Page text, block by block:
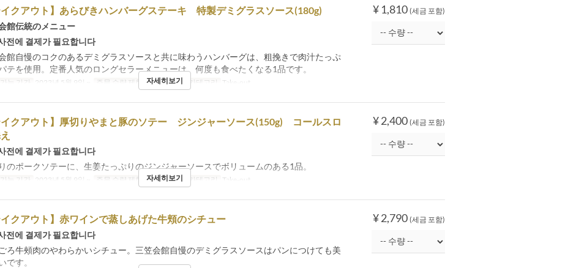
¥ 1,810 (세금 포함)
イクアウト】あらびきハンバーグステーキ 特製デミグラスソース(180g)
館伝統のメニュー
전에 결제가 필요합니다
館自慢のコクのあるデミグラスソースと共に味わうハンバーグは、粗挽きで肉汁たっぷ
テを使用。定番人気のロングセラーメニューは、何度も食べたくなる1品です。
능 기간 2023년 5월 9일 ~ 주문 수량 제한 1 ~ 12 좌석 카테고리 Take-out
자세히보기
¥ 2,400 (세금 포함)
イクアウト】厚切りやまと豚のソテー ジンジャーソース(150g) コールスロ
전에 결제가 필요합니다
のポークソテーに、生姜たっぷりのジンジャーソースでボリュームのある1品。
능 기간 2023년 5월 9일 ~ 주문 수량 제한 1 ~ 12 좌석 카테고리 Take-out
자세히보기
¥ 2,790 (세금 포함)
イクアウト】赤ワインで蒸しあげた牛頬のシチュー
전에 결제가 필요합니다
ろ牛頰肉のやわらかいシチュー。三笠会館自慢のデミグラスソースはパンにつけても美
です。